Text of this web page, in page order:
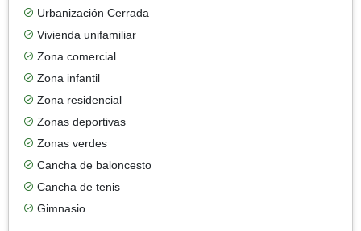
Urbanización Cerrada
Vivienda unifamiliar
Zona comercial
Zona infantil
Zona residencial
Zonas deportivas
Zonas verdes
Cancha de baloncesto
Cancha de tenis
Gimnasio